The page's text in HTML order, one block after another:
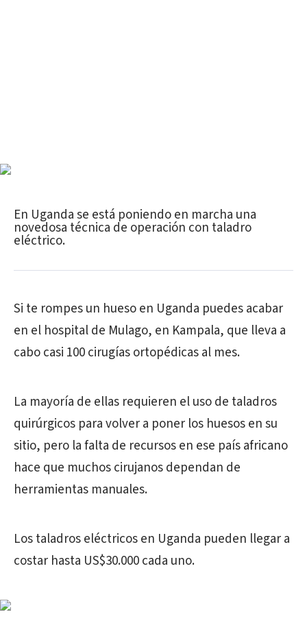
En Uganda se está poniendo en marcha una
novedosa técnica de operación con taladro
eléctrico.
Si te rompes un hueso en Uganda puedes acabar
en el hospital de Mulago, en Kampala, que lleva a
cabo casi 100 cirugías ortopédicas al mes.
La mayoría de ellas requieren el uso de taladros
quirúrgicos para volver a poner los huesos en su
sitio, pero la falta de recursos en ese país africano
hace que muchos cirujanos dependan de
herramientas manuales.
Los taladros eléctricos en Uganda pueden llegar a
costar hasta US$30.000 cada uno.